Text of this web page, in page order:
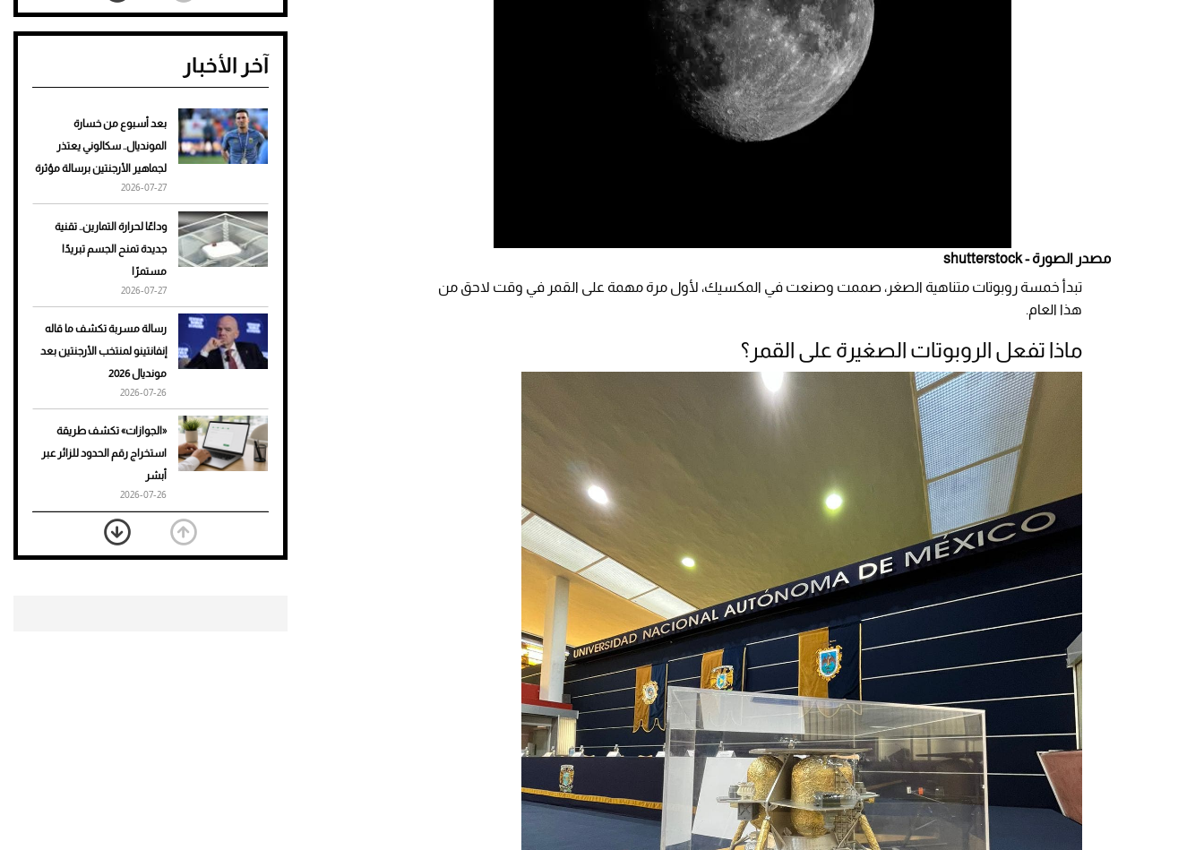
مصدر الصورة - shutterstock
تبدأ خمسة روبوتات متناهية الصغر، صممت وصنعت في المكسيك، لأول مرة مهمة على القمر في وقت لاحق من
هذا العام.
ماذا تفعل الروبوتات الصغيرة على القمر؟
نرى المستقبل من خلال
تصميماتنا.. كيف حجزت 1886
تمنحك فخامة استثنائية
هوى الأبطال
أفضل تدريج للشعر الطويل
لإطلالة جريئة وعصرية
للرجال
آخر الأخبار
بعد أسبوع من خسارة
المونديال.. سكالوني يعتذر
لجماهير الأرجنتين برسالة مؤثرة
2026-07-27
وداعًا لحرارة التمارين.. تقنية
جديدة تمنح الجسم تبريدًا
مستمرًا
2026-07-27
رسالة مسربة تكشف ما قاله
إنفانتينو لمنتخب الأرجنتين بعد
مونديال 2026
2026-07-26
«الجوازات» تكشف طريقة
استخراج رقم الحدود للزائر عبر
أبشر
2026-07-26
بعد 7 أشهر من تعرضه لحادث
مروع.. جوشوا يفوز على برينغا